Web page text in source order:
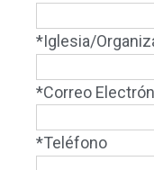
*Iglesia/
*Correo
*Teléfono